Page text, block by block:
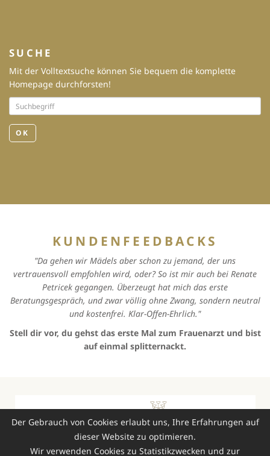
Der Gebrauch von Cookies erlaubt uns, Ihre Erfahrungen auf
dieser Website zu optimieren.
Wir verwenden Cookies zu Statistikzwecken und zur
SUCHE
Mit der Volltextsuche können Sie bequem die komplette
Homepage durchforsten!
OK
KUNDENFEEDBACKS
"Da gehen wir Mädels aber schon zu jemand, der uns
vertrauensvoll empfohlen wird, oder? So ist mir auch bei Renate
Petricek gegangen. Überzeugt hat mich das erste
Beratungsgespräch, und zwar völlig ohne Zwang, sondern neutral
und kostenfrei. Klar-Offen-Ehrlich."
Stell dir vor, du gehst das erste Mal zum Frauenarzt und bist
auf einmal splitternackt.